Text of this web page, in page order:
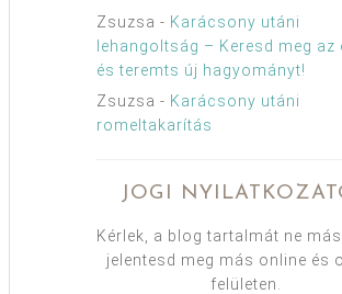
Zsuzsa - Karácsony utáni
lehangoltság – Keresd meg az
és teremts új hagyományt!
Zsuzsa - Karácsony utáni
romeltakarítás
JOGI
Kérlek, a blog tartalmát ne
jelentesd meg más online és
felületen.